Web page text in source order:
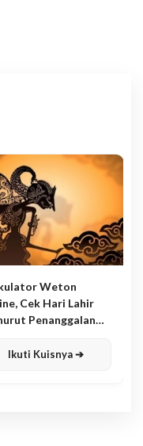
Weton
Cek Hari Lahir
Penanggalan
Ikuti Kuisnya ➔